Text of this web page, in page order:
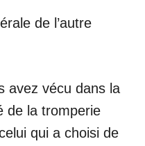
de l’autre
avez vécu dans la
de la tromperie
qui a choisi de